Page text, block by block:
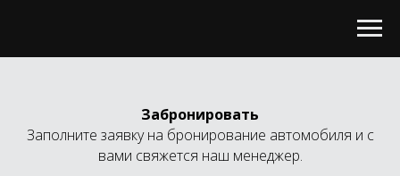
Забронировать
Заполните заявку на бронирование автомобиля и с
вами свяжется наш менеджер.